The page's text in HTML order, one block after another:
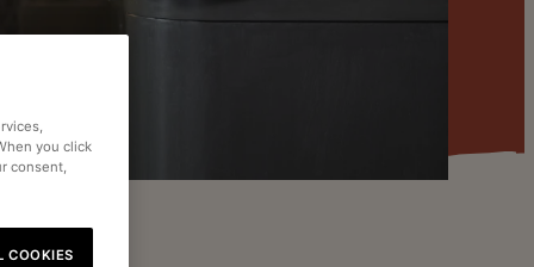
you click
consent,
COOKIES